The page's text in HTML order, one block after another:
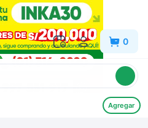
0
Agregar